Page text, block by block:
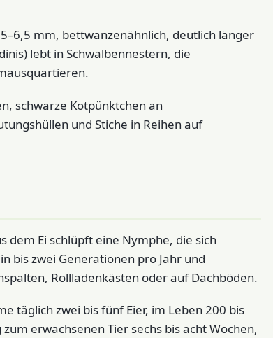
mm, bettwanzenähnlich, deutlich länger
lebt in Schwalbennestern, die
schwarze Kotpünktchen an
und Stiche in Reihen auf
dem Ei schlüpft eine Nymphe, die sich
bis zwei Generationen pro Jahr und
Rollladenkästen oder auf Dachböden.
täglich zwei bis fünf Eier, im Leben 200 bis
erwachsenen Tier sechs bis acht Wochen,